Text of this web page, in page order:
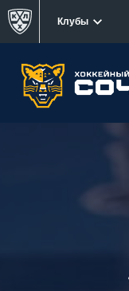
Клубы